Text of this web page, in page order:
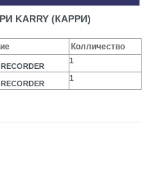
KARRY (КАРРИ)
Колличество
1
1